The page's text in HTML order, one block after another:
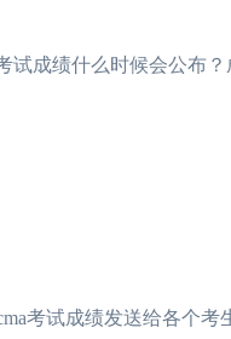
试成绩什么时候会公布
考试成绩发送给各个考